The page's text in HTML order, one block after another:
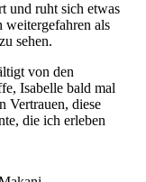
und ruht sich etwas
weitergefahren als
sehen.
von den
Isabelle bald mal
Vertrauen, diese
die ich erleben